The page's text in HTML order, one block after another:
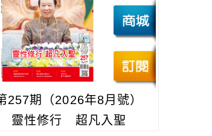
257期（2026年8月號）
靈性修行 超凡入聖